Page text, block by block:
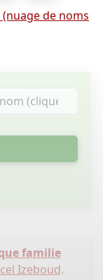
de noms
familie
Izeboud.